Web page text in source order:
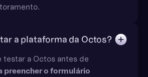
a plataforma da Octos?
testar a Octos antes de
preencher o formulário